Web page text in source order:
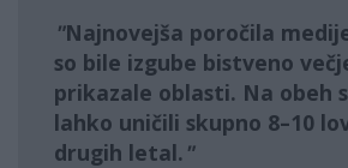
Najnovejša poročila
so bile izgube bistveno
prikazale oblasti. Na obeh
lahko uničili skupno 8–10
drugih letal.